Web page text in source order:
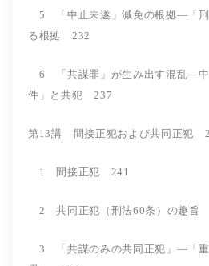
5 「中止未遂」減免の根拠―「刑
る根拠 232
6 「共謀罪」が生み出す混乱―中
件」と共犯 237
第13講 間接正犯および共同正犯
1 間接正犯 241
2 共同正犯（刑法60条）の趣旨
3 「共謀のみの共同正犯」―「重